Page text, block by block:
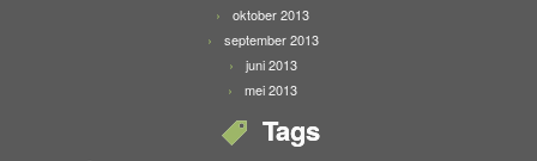
oktober 2013
september 2013
juni 2013
mei 2013
Tags